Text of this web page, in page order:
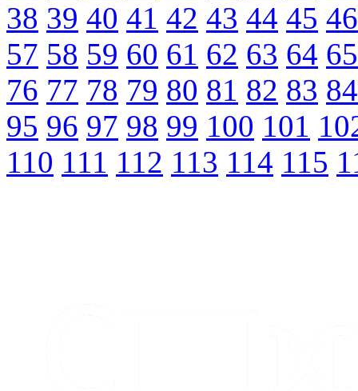
38 39 40 41 42 43 44 45 46
57 58 59 60 61 62 63 64 65
76 77 78 79 80 81 82 83 84
95 96 97 98 99 100 101
110 111 112 113 114 115